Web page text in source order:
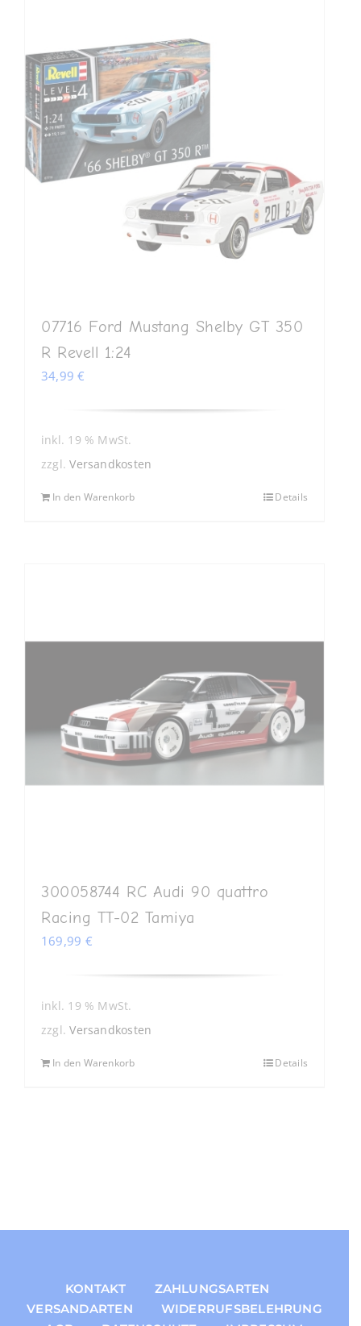
07716 Ford Mustang Shelby GT 350
R Revell 1:24
34,99€
inkl. 19 % MwSt.
zzgl.Versandkosten
In den Warenkorb Details
300058744 RC Audi 90 quattro
Racing TT-02 Tamiya
169,99 €
inkl. 19 % MwSt.
zzgl.Versandkosten
In den Warenkorb Details
KONTAKT
ZAHLUNGSARTEN
VERSANDARTEN
WIDERRUFSBELEHRUNG